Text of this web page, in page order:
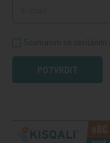
POTVRDIT